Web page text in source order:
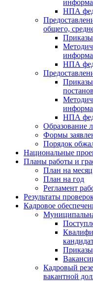
НПА
общего,
Приказы
НПА
Приказы
НПА
Образование
Формы
Порядок
Национальные
Планы работы и
План на месяц
План на год
Регламент
Результаты
Кадровое
Приказы
Кадровый
вакантной